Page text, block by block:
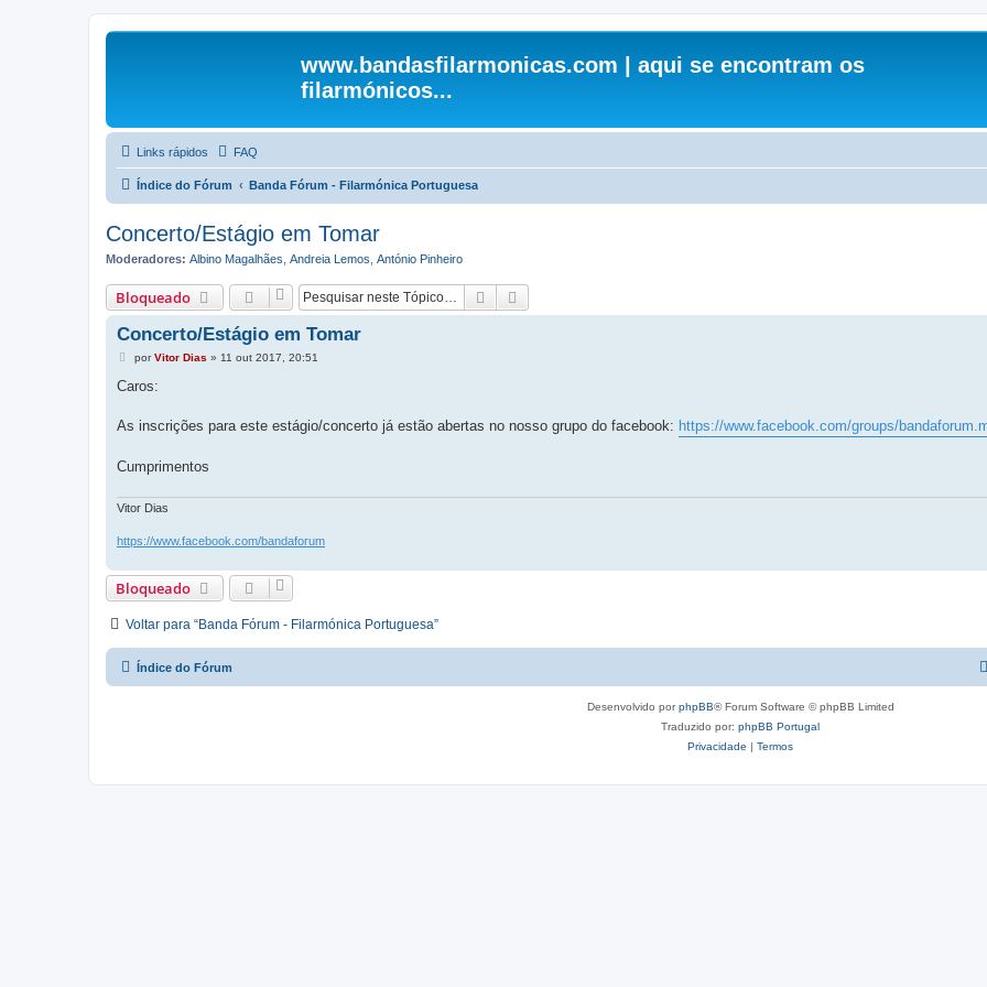
www.bandasfilarmonicas.com | aqui se encontram os
filarmónicos...
Links rápidos FAQ
Índice do Fórum Banda Fórum - Filarmónica Portuguesa
Concerto/Estágio em Tomar
Moderadores: Albino Magalhães Andreia Lemos António Pinheiro
Bloqueado Pesquisar
Concerto/Estágio em Tomar
M
n
g
porVitor Dias » 11 out 2017, 20:51
Caros:
As inscrições para este estágio/concerto já estão abertas no nosso grupo do facebook: https://www.facebook.com/groups/
Cumprimentos
Vitor Dias
https://www.facebook.com/bandaforum
Bloqueado
Voltar para “Banda Fórum - Filarmónica Portuguesa”
Índice do Fórum
Desenvolvido porphpBB® Forum Software © phpBB Limited
Traduzido por: phpBB Portugal
Privacidade | Termos